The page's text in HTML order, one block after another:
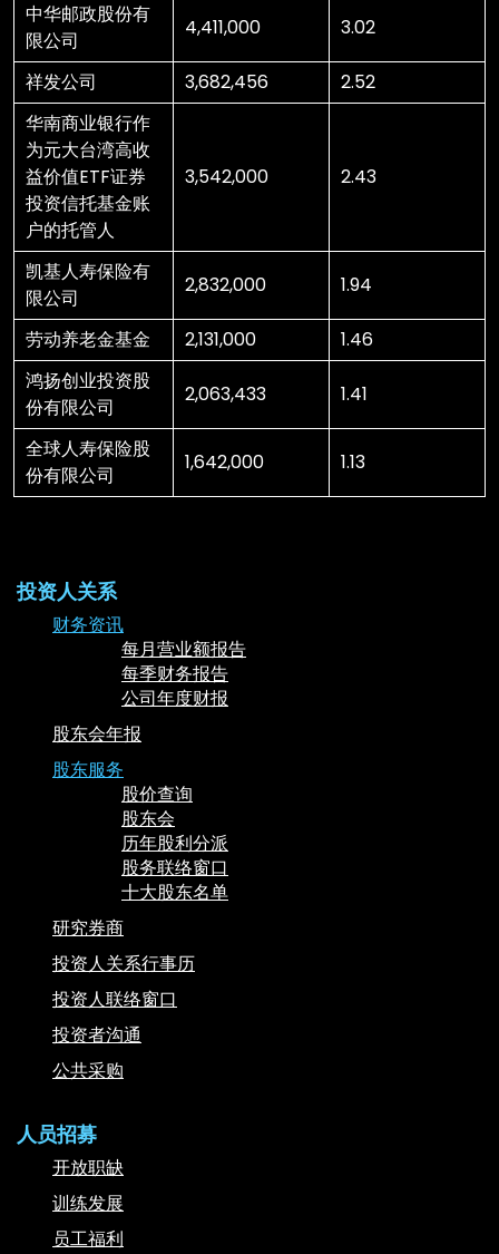
中华邮政股份有
限公司
4,411,000 3.02
祥发公司 3,682,456
2.52
华南商业银行作
为元大台湾高收
益价值ETF证券
投资信托基金账
户的托管人
3,542,000 2.43
凯基人寿保险有
限公司
2,832,000 1.94
劳动养老金基金 2,131,000
1.46
鸿扬创业投资股
份有限公司
2,063,433 1.41
全球人寿保险股
份有限公司
1,642,000 1.13
投资人关系
财务资讯
每月营业额报告
每季财务报告
公司年度财报
股东会年报
股东服务
股价查询
股东会
历年股利分派
股务联络窗口
十大股东名单
研究券商
投资人关系行事历
投资人联络窗口
投资者沟通
公共采购
人员招募
开放职缺
训练发展
员工福利